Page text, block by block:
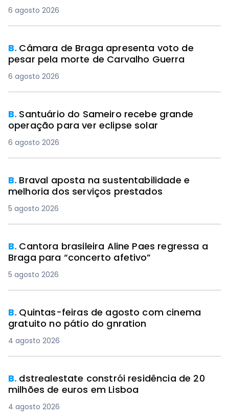
6 agosto 2026
B. Câmara de Braga apresenta voto de
pesar pela morte de Carvalho Guerra
6 agosto 2026
B. Santuário do Sameiro recebe grande
operação para ver eclipse solar
6 agosto 2026
B. Braval aposta na sustentabilidade e
melhoria dos serviços prestados
5 agosto 2026
B. Cantora brasileira Aline Paes regressa a
Braga para “concerto afetivo”
5 agosto 2026
B. Quintas-feiras de agosto com cinema
gratuito no pátio do gnration
4 agosto 2026
B. dstrealestate constrói residência de 20
milhões de euros em Lisboa
4 agosto 2026